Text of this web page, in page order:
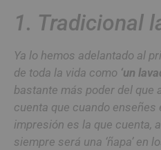
1. Tradicional
Ya lo hemos adelantado al
de toda la vida como ‘un
bastante más poder del que
cuenta que cuando enseñes
impresión es la que cuenta,
siempre será una ‘ñapa’en